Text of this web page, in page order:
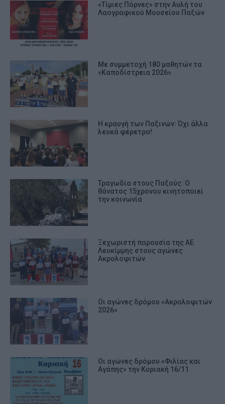
«Τίμιες Πόρνες» στην Αυλή του
Λαογραφικού Μουσείου Παξών
Με συμμετοχή 180 μαθητών τα
«Καποδίστρεια 2026»
Η κραυγή των Παξινών: Όχι άλλα
λευκά φέρετρα!
Τραγωδία στους Παξούς: Ο
θάνατος 15χρονου κινητοποιεί
την κοινωνία
Ξεχωριστή παρουσία της ΑΕ
Λευκίμμης στους αγώνες
Ακρολοφιτών
Οι αγώνες δρόμου «Ακρολοφιτών
2026»
Οι αγώνες δρόμου «Φιλίας και
Αγάπης» την Κυριακή 16/11